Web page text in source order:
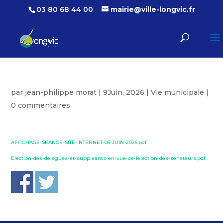
03 80 68 44 00 mairie@ville-longvic.fr
par jean-philippe morat |9Juin, 2026 |Vie municipale |
0 commentaires
AFFICHAGE-SEANCE-SITE-INTERNET-05-JUIN-2026.pdf
Election-des-delegues-et-suppleants-en-vue-de-lelection-des-senateurs.pdf